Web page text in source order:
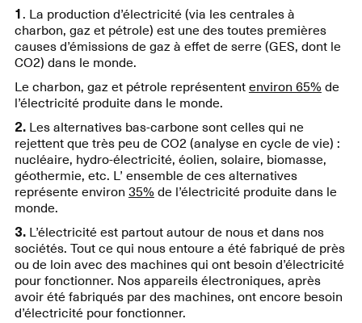
1. La production d’électricité (via les centrales à
charbon, gaz et pétrole) est une des toutes premières
causes d’émissions de gaz à effet de serre (GES, dont le
CO2) dans le monde.
Le charbon, gaz et pétrole représententenviron 65% de
l’électricité produite dans le monde.
2.Les alternatives bas-carbone sont celles qui ne
rejettent que très peu de CO2 (analyse en cycle de vie) :
nucléaire, hydro-électricité, éolien, solaire, biomasse,
géothermie, etc. L’ ensemble de ces alternatives
représente environ 35% de l’électricité produite dans le
monde.
3.L’électricité est partout autour de nous et dans nos
sociétés. Tout ce qui nous entoure a été fabriqué de près
ou de loin avec des machines qui ont besoin d’électricité
pour fonctionner. Nos appareils électroniques, après
avoir été fabriqués par des machines, ont encore besoin
d’électricité pour fonctionner.